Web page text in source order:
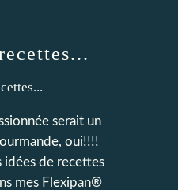
serait un
oui!!!!
idées de recettes
mes Flexipan®